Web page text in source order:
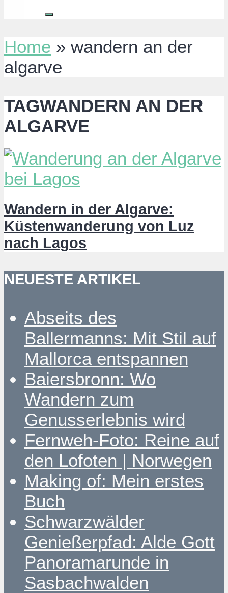
Home » wandern an der
algarve
TAGWANDERN AN DER
ALGARVE
Wandern in der Algarve:
Küstenwanderung von Luz
nach Lagos
NEUESTE ARTIKEL
Abseits des
Ballermanns: Mit Stil auf
Mallorca entspannen
Baiersbronn: Wo
Wandern zum
Genusserlebnis wird
Fernweh-Foto: Reine auf
den Lofoten | Norwegen
Making of: Mein erstes
Buch
Schwarzwälder
Genießerpfad: Alde Gott
Panoramarunde in
Sasbachwalden